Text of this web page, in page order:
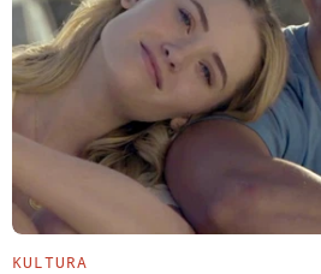
KULTURA